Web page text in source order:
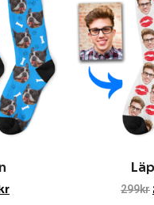
299kr